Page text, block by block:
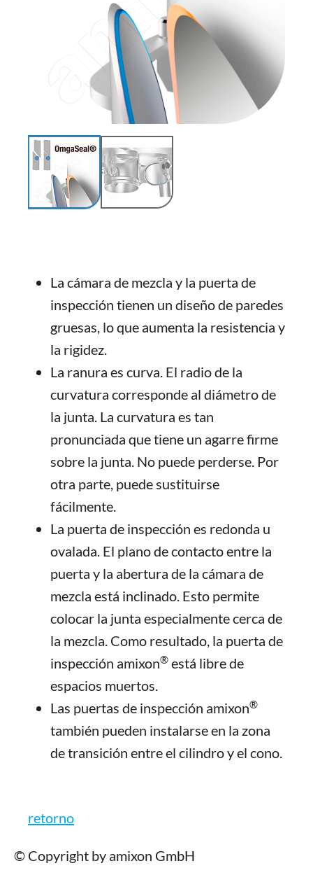
La cámara de mezcla y la puerta de
inspección tienen un diseño de paredes
gruesas, lo que aumenta la resistencia y
la rigidez.
La ranura es curva. El radio de la
curvatura corresponde al diámetro de
la junta. La curvatura es tan
pronunciada que tiene un agarre firme
sobre la junta. No puede perderse. Por
otra parte, puede sustituirse
fácilmente.
La puerta de inspección es redonda u
ovalada. El plano de contacto entre la
puerta y la abertura de la cámara de
mezcla está inclinado. Esto permite
colocar la junta especialmente cerca de
la mezcla. Como resultado, la puerta de
inspección amixon® está libre de
espacios muertos.
Las puertas de inspección amixon®
también pueden instalarse en la zona
de transición entre el cilindro y el cono.
retorno
© Copyright by amixon GmbH